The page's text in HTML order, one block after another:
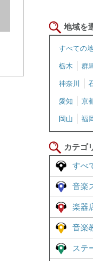
地域を
すべての
栃木 群
神奈川
愛知 京
岡山 福
カテゴ
すべ
音楽
楽器
音楽
ステ